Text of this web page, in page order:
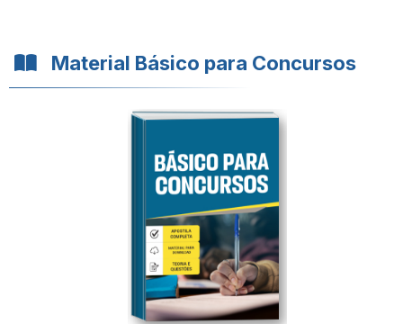
Material Básico para Concursos